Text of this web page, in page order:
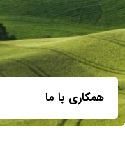
همکاری با ما